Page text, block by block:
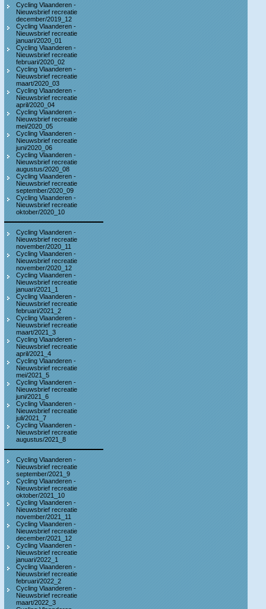
Cycling Vlaanderen -
Nieuwsbrief recreatie
december/2019_12
Cycling Vlaanderen -
Nieuwsbrief recreatie
januari/2020_01
Cycling Vlaanderen -
Nieuwsbrief recreatie
februari/2020_02
Cycling Vlaanderen -
Nieuwsbrief recreatie
maart/2020_03
Cycling Vlaanderen -
Nieuwsbrief recreatie
april/2020_04
Cycling Vlaanderen -
Nieuwsbrief recreatie
mei/2020_05
Cycling Vlaanderen -
Nieuwsbrief recreatie
juni/2020_06
Cycling Vlaanderen -
Nieuwsbrief recreatie
augustus/2020_08
Cycling Vlaanderen -
Nieuwsbrief recreatie
september/2020_09
Cycling Vlaanderen -
Nieuwsbrief recreatie
oktober/2020_10
Cycling Vlaanderen -
Nieuwsbrief recreatie
november/2020_11
Cycling Vlaanderen -
Nieuwsbrief recreatie
november/2020_12
Cycling Vlaanderen -
Nieuwsbrief recreatie
januari/2021_1
Cycling Vlaanderen -
Nieuwsbrief recreatie
februari/2021_2
Cycling Vlaanderen -
Nieuwsbrief recreatie
maart/2021_3
Cycling Vlaanderen -
Nieuwsbrief recreatie
april/2021_4
Cycling Vlaanderen -
Nieuwsbrief recreatie
mei/2021_5
Cycling Vlaanderen -
Nieuwsbrief recreatie
juni/2021_6
Cycling Vlaanderen -
Nieuwsbrief recreatie
juli/2021_7
Cycling Vlaanderen -
Nieuwsbrief recreatie
augustus/2021_8
Cycling Vlaanderen -
Nieuwsbrief recreatie
september/2021_9
Cycling Vlaanderen -
Nieuwsbrief recreatie
oktober/2021_10
Cycling Vlaanderen -
Nieuwsbrief recreatie
november/2021_11
Cycling Vlaanderen -
Nieuwsbrief recreatie
december/2021_12
Cycling Vlaanderen -
Nieuwsbrief recreatie
januari/2022_1
Cycling Vlaanderen -
Nieuwsbrief recreatie
februari/2022_2
Cycling Vlaanderen -
Nieuwsbrief recreatie
maart/2022_3